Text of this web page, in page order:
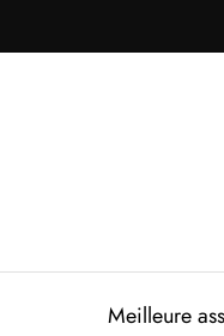
Meilleure